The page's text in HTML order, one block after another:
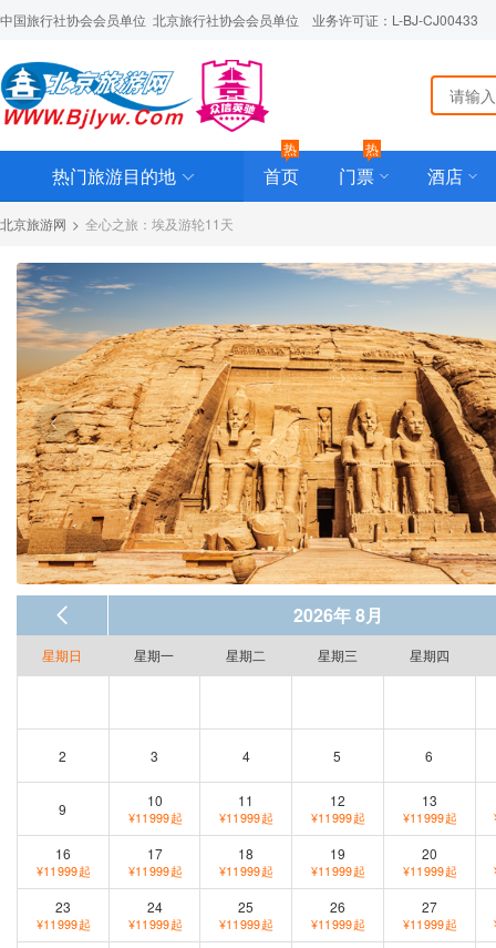
中国旅行社协会会员单位  北京旅行社协会会员单位    业务许可证：L-BJ-CJ00433
热门旅游目的地 首页
热
门票
热
酒店
北京旅游网 > 全心之旅：埃及游轮11天
2026年 8月
星期日 星期一 星期二 星期三 星期四
2 3 4 5 6
9 10
¥11999起
11
¥11999起
12
¥11999起
13
¥11999起
16
¥11999起
17
¥11999起
18
¥11999起
19
¥11999起
20
¥11999起
23
¥11999起
24
¥11999起
25
¥11999起
26
¥11999起
27
¥11999起